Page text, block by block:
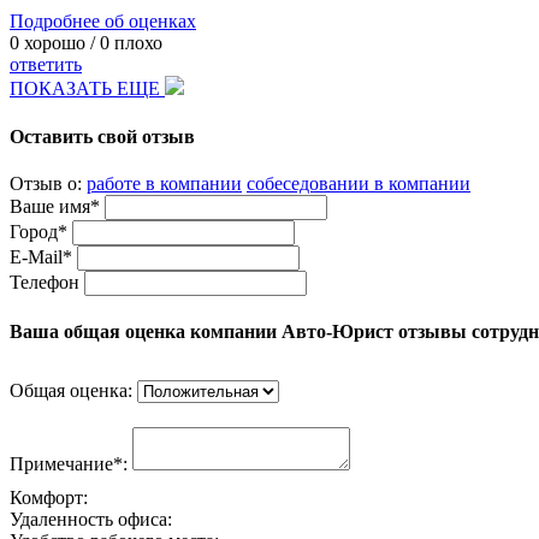
Подробнее об оценках
0 хорошо /0 плохо
ответить
ПОКАЗАТЬ ЕЩЕ
Оставить свой отзыв
Отзыв о: работе в компании собеседовании в компании
Ваше имя*
Город*
E-Mail*
Телефон
Ваша общая оценка компании Авто-Юрист отзывы
Общая оценка:
Примечание*:
Комфорт:
Удаленность офиса: